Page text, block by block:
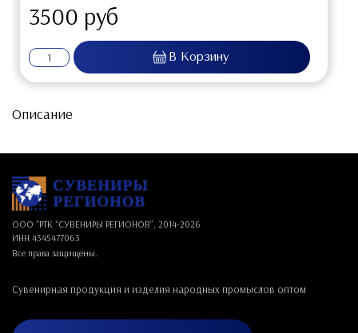
3500 руб
Описание
ООО "РТК “СУВЕНИРЫ РЕГИОНОВ”, 2014-2026
ИНН 4345477063
Все права защищены.
Сувенирная продукция и изделия народных промыслов оптом